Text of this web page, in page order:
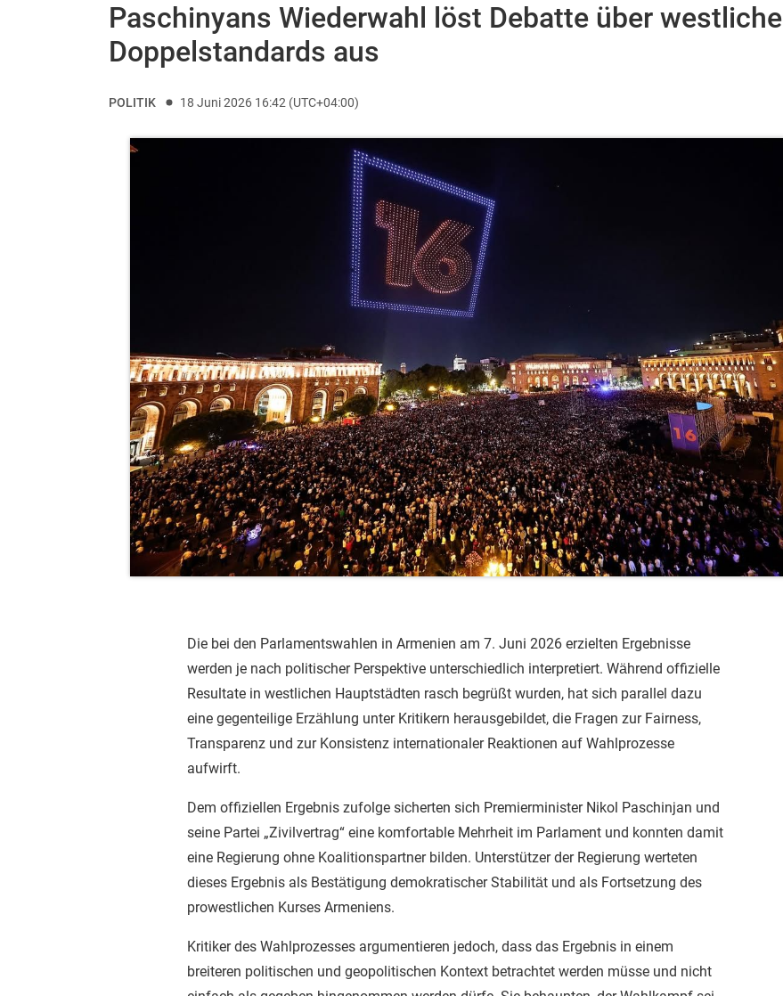
Paschinyans Wiederwahl löst Debatte über westliche
Doppelstandards aus
POLITIK 18 Juni 2026 16:42 (UTC+04:00)
Die bei den Parlamentswahlen in Armenien am 7. Juni 2026 erzielten Ergebnisse
werden je nach politischer Perspektive unterschiedlich interpretiert. Während offizielle
Resultate in westlichen Hauptstädten rasch begrüßt wurden, hat sich parallel dazu
eine gegenteilige Erzählung unter Kritikern herausgebildet, die Fragen zur Fairness,
Transparenz und zur Konsistenz internationaler Reaktionen auf Wahlprozesse
aufwirft.
Dem offiziellen Ergebnis zufolge sicherten sich Premierminister Nikol Paschinjan und
seine Partei „Zivilvertrag“ eine komfortable Mehrheit im Parlament und konnten damit
eine Regierung ohne Koalitionspartner bilden. Unterstützer der Regierung werteten
dieses Ergebnis als Bestätigung demokratischer Stabilität und als Fortsetzung des
prowestlichen Kurses Armeniens.
Kritiker des Wahlprozesses argumentieren jedoch, dass das Ergebnis in einem
breiteren politischen und geopolitischen Kontext betrachtet werden müsse und nicht